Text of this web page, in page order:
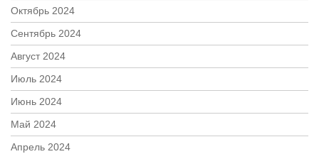
Октябрь 2024
Сентябрь 2024
Август 2024
Июль 2024
Июнь 2024
Май 2024
Апрель 2024